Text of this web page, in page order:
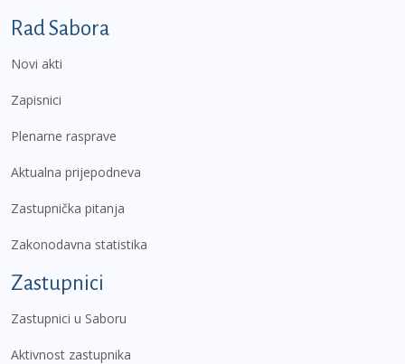
Podnožje prvi izbornik
Rad Sabora
Novi akti
Zapisnici
Plenarne rasprave
Aktualna prijepodneva
Zastupnička pitanja
Zakonodavna statistika
Zastupnici
Zastupnici u Saboru
Aktivnost zastupnika